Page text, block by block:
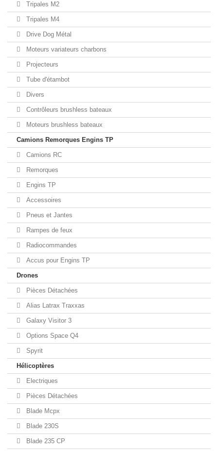
Tripales M2
Tripales M4
Drive Dog Métal
Moteurs variateurs charbons
Projecteurs
Tube d'étambot
Divers
Contrôleurs brushless bateaux
Moteurs brushless bateaux
Camions Remorques Engins TP
Camions RC
Remorques
Engins TP
Accessoires
Pneus et Jantes
Rampes de feux
Radiocommandes
Accus pour Engins TP
Drones
Pièces Détachées
Alias Latrax Traxxas
Galaxy Visitor 3
Options Space Q4
Spyrit
Hélicoptères
Electriques
Pièces Détachées
Blade Mcpx
Blade 230S
Blade 235 CP